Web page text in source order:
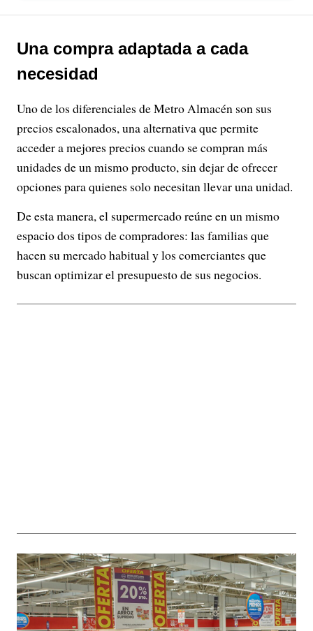
Una compra adaptada a cada
necesidad
Uno de los diferenciales de Metro Almacén son sus
precios escalonados, una alternativa que permite
acceder a mejores precios cuando se compran más
unidades de un mismo producto, sin dejar de ofrecer
opciones para quienes solo necesitan llevar una unidad.
De esta manera, el supermercado reúne en un mismo
espacio dos tipos de compradores: las familias que
hacen su mercado habitual y los comerciantes que
buscan optimizar el presupuesto de sus negocios.